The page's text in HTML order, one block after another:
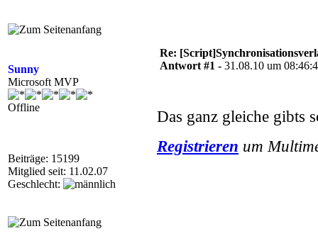
Sunny
Microsoft MVP
Offline
Beiträge: 15199
Mitglied seit: 11.02.07
Geschlecht:
Re:
Antwort #1 - 31.08.10 um
Das ganz gleiche gibts
Registrieren um